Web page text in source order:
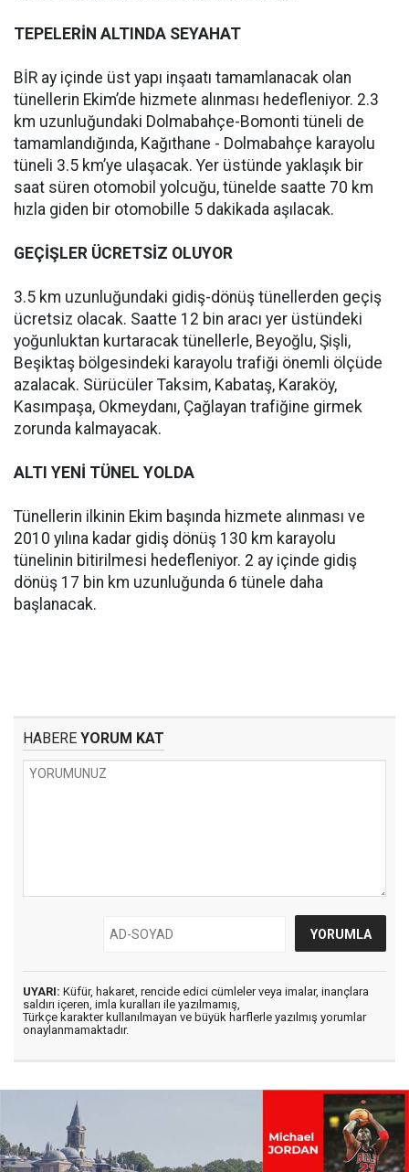
TEPELERİN ALTINDA SEYAHAT
BİR ay içinde üst yapı inşaatı tamamlanacak olan
tünellerin Ekim’de hizmete alınması hedefleniyor. 2.3
km uzunluğundaki Dolmabahçe-Bomonti tüneli de
tamamlandığında, Kağıthane - Dolmabahçe karayolu
tüneli 3.5 km’ye ulaşacak. Yer üstünde yaklaşık bir
saat süren otomobil yolcuğu, tünelde saatte 70 km
hızla giden bir otomobille 5 dakikada aşılacak.
GEÇİŞLER ÜCRETSİZ OLUYOR
3.5 km uzunluğundaki gidiş-dönüş tünellerden geçiş
ücretsiz olacak. Saatte 12 bin aracı yer üstündeki
yoğunluktan kurtaracak tünellerle, Beyoğlu, Şişli,
Beşiktaş bölgesindeki karayolu trafiği önemli ölçüde
azalacak. Sürücüler Taksim, Kabataş, Karaköy,
Kasımpaşa, Okmeydanı, Çağlayan trafiğine girmek
zorunda kalmayacak.
ALTI YENİ TÜNEL YOLDA
Tünellerin ilkinin Ekim başında hizmete alınması ve
2010 yılına kadar gidiş dönüş 130 km karayolu
tünelinin bitirilmesi hedefleniyor. 2 ay içinde gidiş
dönüş 17 bin km uzunluğunda 6 tünele daha
başlanacak.
HABERE YORUM KAT
UYARI: Küfür, hakaret, rencide edici cümleler veya imalar, inançlara
saldırı içeren, imla kuralları ile yazılmamış,
Türkçe karakter kullanılmayan ve büyük harflerle yazılmış yorumlar
onaylanmamaktadır.